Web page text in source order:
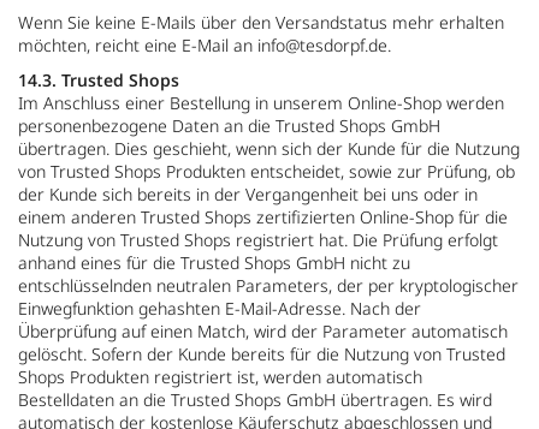
Wenn Sie keine E-Mails über den Versandstatus mehr erhalten
möchten, reicht eine E-Mail an info@tesdorpf.de.
14.3. Trusted Shops
Im Anschluss einer Bestellung in unserem Online-Shop werden
personenbezogene Daten an die Trusted Shops GmbH
übertragen. Dies geschieht, wenn sich der Kunde für die Nutzung
von Trusted Shops Produkten entscheidet, sowie zur Prüfung, ob
der Kunde sich bereits in der Vergangenheit bei uns oder in
einem anderen Trusted Shops zertifizierten Online-Shop für die
Nutzung von Trusted Shops registriert hat. Die Prüfung erfolgt
anhand eines für die Trusted Shops GmbH nicht zu
entschlüsselnden neutralen Parameters, der per kryptologischer
Einwegfunktion gehashten E-Mail-Adresse. Nach der
Überprüfung auf einen Match, wird der Parameter automatisch
gelöscht. Sofern der Kunde bereits für die Nutzung von Trusted
Shops Produkten registriert ist, werden automatisch
Bestelldaten an die Trusted Shops GmbH übertragen. Es wird
automatisch der kostenlose Käuferschutz abgeschlossen und